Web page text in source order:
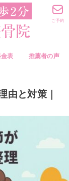
金表 推薦者の声
ご予約
由と対策｜